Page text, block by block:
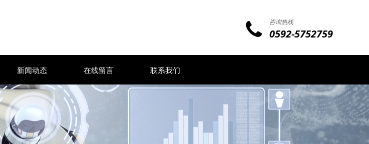
咨询热线
0592-5752759
新闻动态 在线留言 联系我们